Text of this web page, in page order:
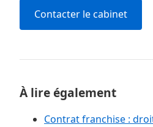
Contacter le cabinet
À lire également
Contrat franchise :